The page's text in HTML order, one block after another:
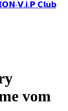
𝗩.𝗶.𝗣 𝗖𝗹𝘂𝗯
vom